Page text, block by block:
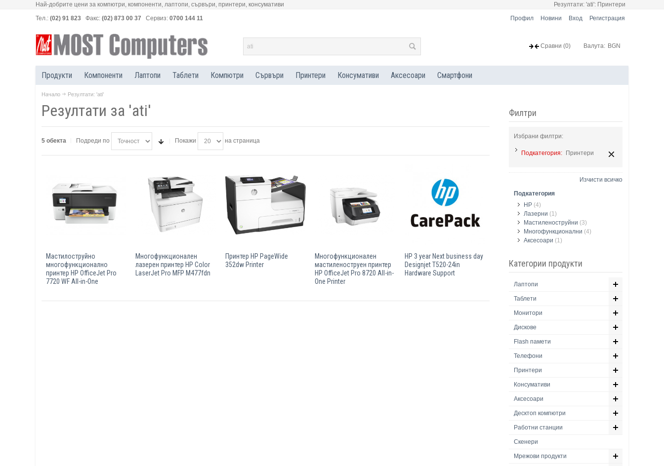
Най-добрите цени за компютри, компоненти, лаптопи, сървъри, принтери, консумативи
Резултати: 'ati': Принтери
Тел.: (02) 91 823 Факс: (02) 873 00 37 Сервиз: 0700 144 11 Профил Новини Вход Регистрация
Валута: BGN
Сравни (0)
Продукти Компоненти Лаптопи Таблети Компютри Сървъри Принтери Консумативи Аксесоари Смартфони
Начало Резултати: 'ati'
Резултати за 'ati'
5 обекта Подреди по Покажи на страница
Мастилоструйно
многофункционално
принтер HP OfficeJet Pro
7720 WF All-in-One
Многофункционален
лазерен принтер HP Color
LaserJet Pro MFP M477fdn
Принтер HP PageWide
352dw Printer
Многофункционален
мастиленоструен принтер
HP OfficeJet Pro 8720 All-in-
One Printer
HP 3 year Next business day
Designjet T520-24in
Hardware Support
Филтри
Избрани филтри:
Подкатегория: Принтери
Изчисти всичко
Подкатегория
HP(4)
Лазерни (1)
Мастиленоструйни (3)
Многофункционални (4)
Аксесоари (1)
Категории продукти
Лаптопи
Таблети
Монитори
Дискове
Flash памети
Телефони
Принтери
Консумативи
Аксесоари
Десктоп компютри
Работни станции
Скенери
Мрежови продукти